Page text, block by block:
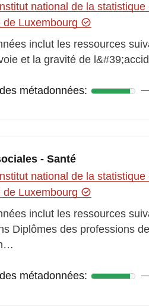
national de la
de Luxembourg
inclut les ressources
et la gravité de
métadonnées:
métadonnées:
- Santé
national de la
de Luxembourg
inclut les ressources
Diplômes des professions
métadonnées:
métadonnées: